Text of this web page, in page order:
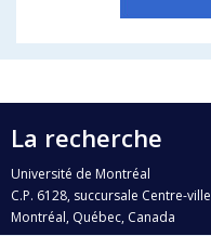
La recherche
Université de Montréal
C.P. 6128, succursale Centre-ville
Montréal, Québec, Canada